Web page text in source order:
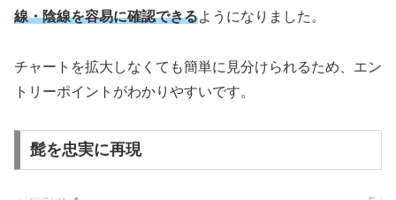
線・陰線を容易に確認できるようになりました。
チャートを拡大しなくても簡単に見分けられるため、エン
トリーポイントがわかりやすいです。
髭を忠実に再現